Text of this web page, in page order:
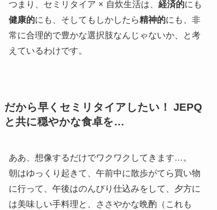
つまり、セミリタイア × 自炊生活は、 経済的にも
健康的にも、そしてもしかしたら精神的にも、非
常に合理的で豊かな選択肢なんじゃないか、と考
えているわけです。
だから早くセミリタイアしたい！ JEPQ
と共に穏やかな食卓を…
ああ、想像するだけでワクワクしてきます…。
朝はゆっくり起きて、午前中に散歩がてら買い物
に行って、午後はのんびり仕込みをして、夕方に
は美味しい手料理と、ささやかな晩酌（これも